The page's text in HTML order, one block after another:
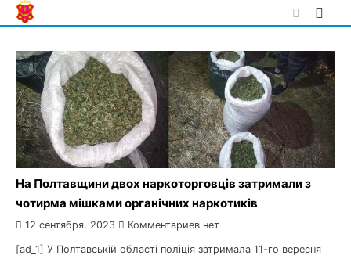
Skip
to
На Полтавщини двох наркоторговців затримали з
чотирма мішками органічних наркотиків
12 сентября, 2023 Комментариев нет
[ad_1] У Полтавській області поліція затримала 11-го вересня